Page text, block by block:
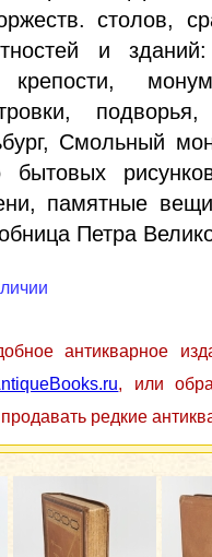
столов,
и
Смольный
бытовых
памятные
Петра
антикварное
, или
редкие